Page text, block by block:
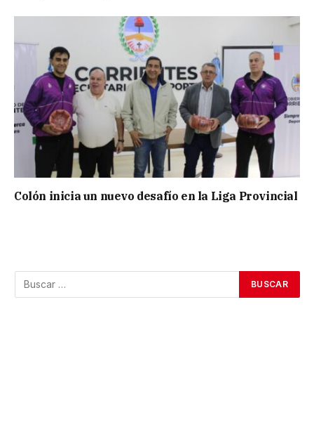
Colón inicia un nuevo desafío en la Liga Provincial